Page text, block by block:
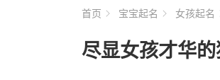
首页 宝宝起名 女孩起名
尽显女孩才华